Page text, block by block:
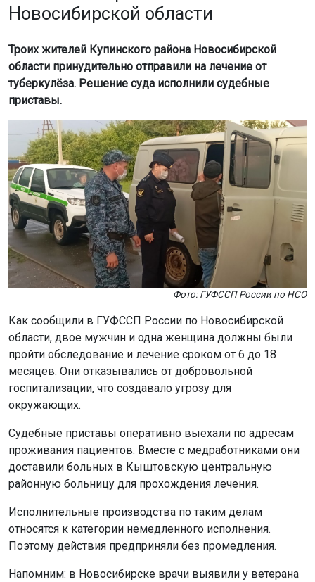
Новосибирской области
Троих жителей Купинского района Новосибирской
области принудительно отправили на лечение от
туберкулёза. Решение суда исполнили судебные
приставы.
Фото: ГУФССП России по НСО
Как сообщили в ГУФССП России по Новосибирской
области, двое мужчин и одна женщина должны были
пройти обследование и лечение сроком от 6 до 18
месяцев. Они отказывались от добровольной
госпитализации, что создавало угрозу для
окружающих.
Судебные приставы оперативно выехали по адресам
проживания пациентов. Вместе с медработниками они
доставили больных в Кыштовскую центральную
районную больницу для прохождения лечения.
Исполнительные производства по таким делам
относятся к категории немедленного исполнения.
Поэтому действия предприняли без промедления.
Напомним: в Новосибирске врачи выявили у ветерана